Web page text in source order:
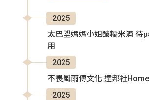
2025
太巴塱媽媽小姐釀糯米酒 待
用
2025
不畏風雨傳文化 達邦社
2025